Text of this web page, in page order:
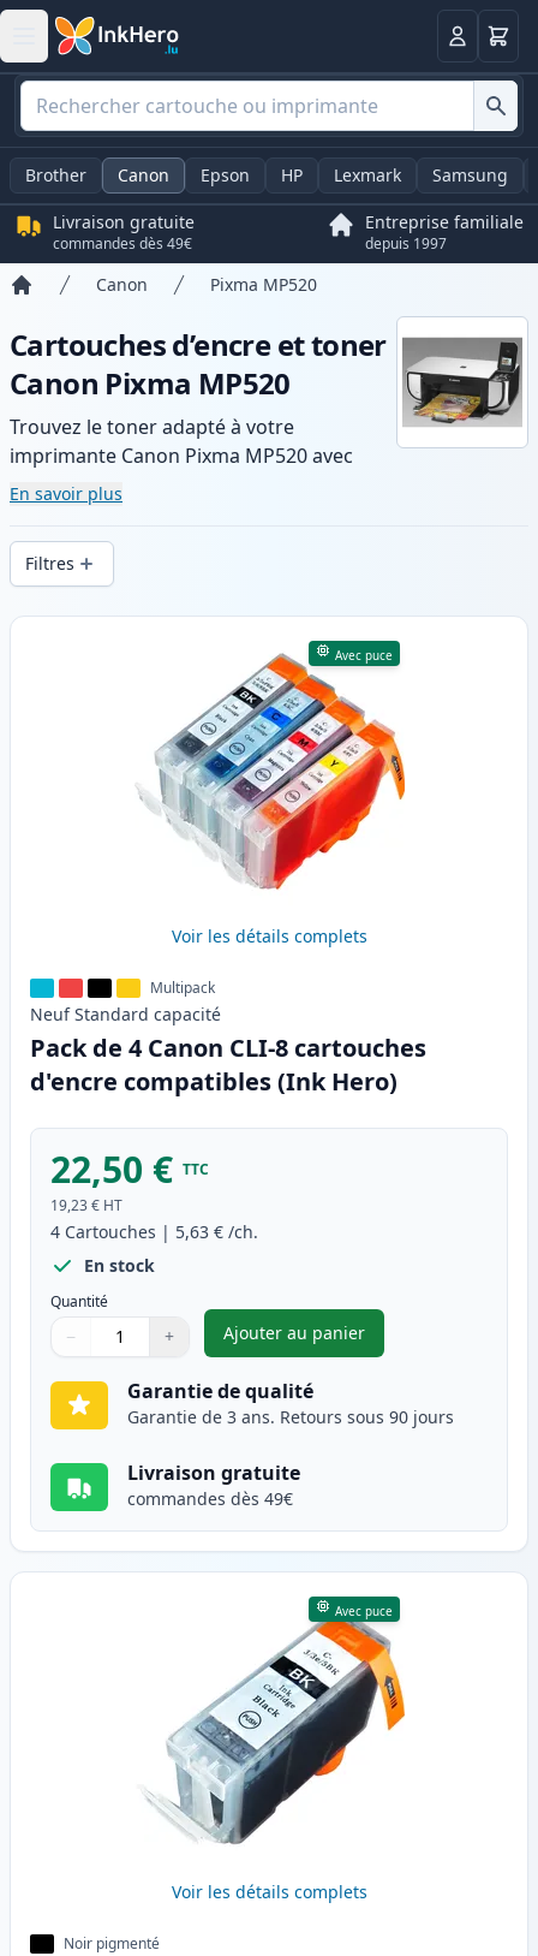
Panier
Brother Canon Epson HP Lexmark Samsung
Livraison gratuite
commandes dès 49€
Entreprise familiale
depuis 1997
Canon Pixma MP520
Cartouches d’encre et toner
Canon Pixma MP520
Trouvez le toner adapté à votre
imprimante Canon Pixma MP520 avec
notre gamme de cartouches compatibles
et haute capacité. Profitez d’une qualité
d’impression constante et d’une livraison
rapide depuis un stock local en .
En savoir plus
Filtres
Produits
Avec puce
Voir les détails complets
Multipack
Neuf Standard capacité
Pack de 4 Canon CLI-8 cartouches
d'encre compatibles (Ink Hero)
22,50 € TTC
19,23 € HT
4 Cartouches | 5,63 € /ch.
En stock
Quantité
Quantité
Utilisez les boutons pour ajuster
− +
Quantité
Ajouter au panier
,Pack de 4 Canon CLI-8
Garantie de qualité
Garantie de 3 ans. Retours sous 90 jours
Livraison gratuite
commandes dès 49€
Avec puce
Voir les détails complets
Noir pigmenté